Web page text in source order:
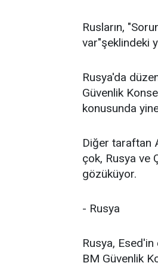
Rusların,
var"şeklindeki
Rusya'da
Güvenlik
konusunda
Diğer taraftan
çok, Rusya ve
gözüküyor.
- Rusya
Rusya,
BM Güvenlik